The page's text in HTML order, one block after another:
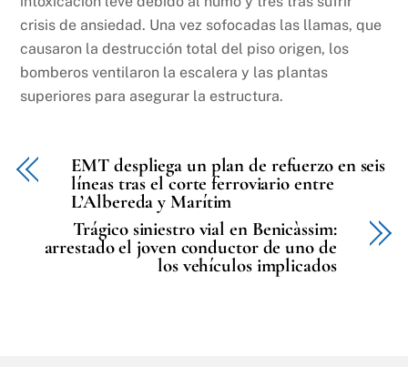
crisis de ansiedad. Una vez sofocadas las llamas, que
causaron la destrucción total del piso origen, los
bomberos ventilaron la escalera y las plantas
superiores para asegurar la estructura.
EMT despliega un plan de refuerzo en seis
líneas tras el corte ferroviario entre
L’Albereda y Marítim
Trágico siniestro vial en Benicàssim:
arrestado el joven conductor de uno de
los vehículos implicados